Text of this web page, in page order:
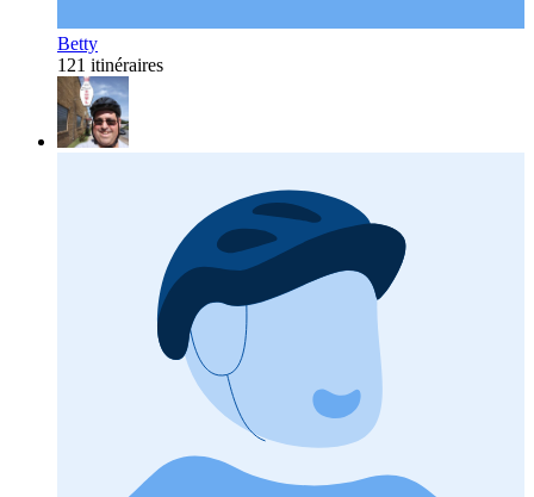
Betty
121 itinéraires